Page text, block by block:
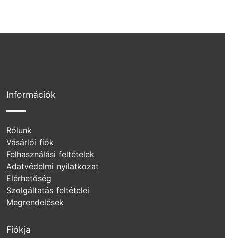
Információk
Rólunk
Vásárlói fiók
Felhasználási feltételek
Adatvédelmi nyilatkozat
Elérhetőség
Szolgáltatás feltételei
Megrendelések
Fiókja